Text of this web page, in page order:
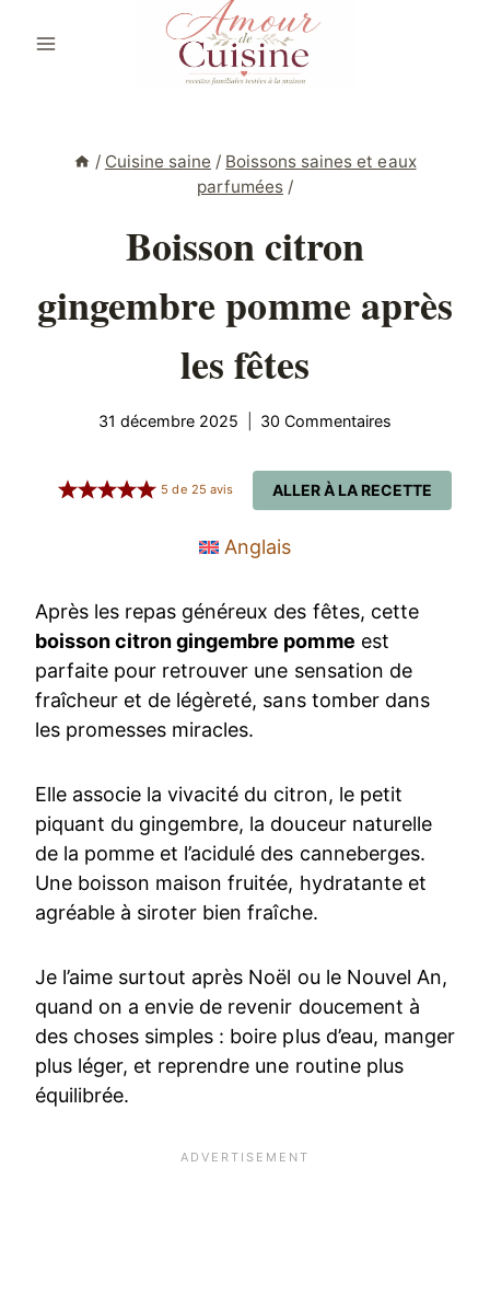
/ Cuisine saine / Boissons saines et eaux
parfumées /
Boisson citron
gingembre pomme après
les fêtes
31 décembre 2025 30 Commentaires
ALLER À LA RECETTE
5 de 25 avis
Anglais
Après les repas généreux des fêtes, cette
boisson citron gingembre pomme est
parfaite pour retrouver une sensation de
fraîcheur et de légèreté, sans tomber dans
les promesses miracles.
Elle associe la vivacité du citron, le petit
piquant du gingembre, la douceur naturelle
de la pomme et l’acidulé des canneberges.
Une boisson maison fruitée, hydratante et
agréable à siroter bien fraîche.
Je l’aime surtout après Noël ou le Nouvel An,
quand on a envie de revenir doucement à
des choses simples : boire plus d’eau, manger
plus léger, et reprendre une routine plus
équilibrée.